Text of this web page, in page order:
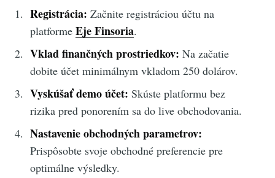
Registrácia: Začnite registráciou účtu na
platforme Eje Finsoria.
Vklad finančných prostriedkov: Na začatie
dobite účet minimálnym vkladom 250 dolárov.
Vyskúšať demo účet: Skúste platformu bez
rizika pred ponorením sa do live obchodovania.
Nastavenie obchodných parametrov:
Prispôsobte svoje obchodné preferencie pre
optimálne výsledky.